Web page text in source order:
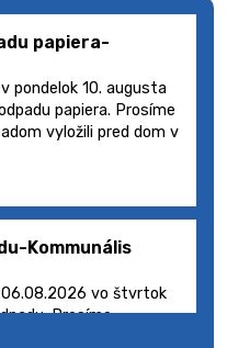
papiera-
pondelok 10. augusta
papiera. Prosíme
vyložili pred dom v
Kommunális
vo štvrtok
Prosíme
s odpadom vyložili